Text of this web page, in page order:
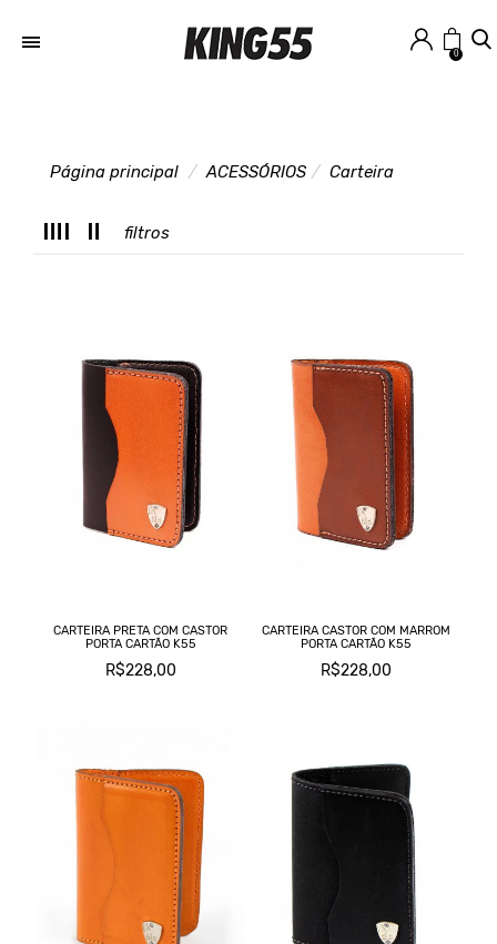
0
Página principal ACESSÓRIOS Carteira
filtros
CARTEIRA PRETA COM CASTOR
PORTA CARTÃO K55
R$228,00
CARTEIRA CASTOR COM MARROM
PORTA CARTÃO K55
R$228,00